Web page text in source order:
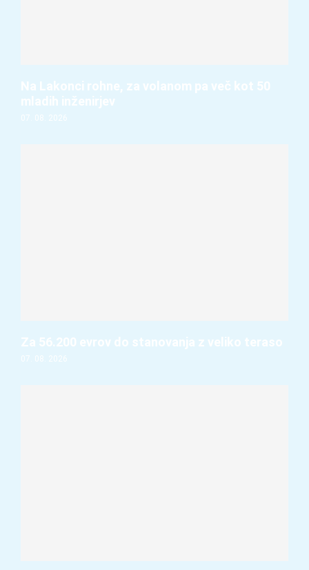
Na Lakonci rohne, za volanom pa več kot 50
mladih inženirjev
07. 08. 2026
Za 56.200 evrov do stanovanja z veliko teraso
07. 08. 2026